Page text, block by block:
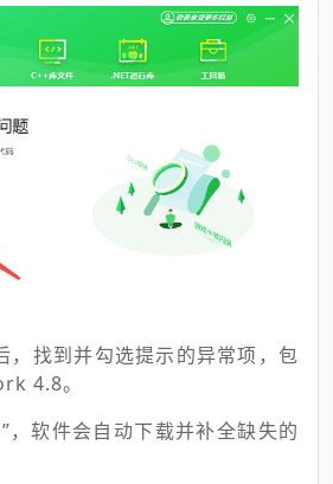
，找到并勾选提示的异常项，包
4.8。
，软件会自动下载并补全缺失的